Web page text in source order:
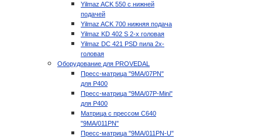
Yilmaz ACK 550 с нижней
подачей
Yilmaz ACK 700 нижняя подача
Yilmaz KD 402 S 2-х головая
Yilmaz DC 421 PSD пила 2х-
головая
Оборудование для PROVEDAL
Пресс-матрица "9MA/07PN"
для P400
Пресс-матрица "9MA/07P-Mini"
для P400
Матрица с прессом C640
"9MA/011PN"
Пресс-матрица "9MA/011PN-U"